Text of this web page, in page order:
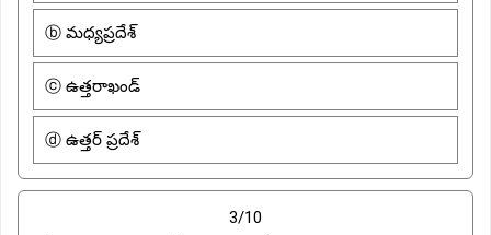
ⓑ మధ్యప్రదేశ్
ⓒ ఉత్తరాఖండ్
ⓓ ఉత్తర్ ప్రదేశ్
3/10